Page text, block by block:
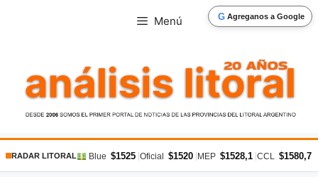
G Agreganos a Google
Menú
RADAR LITORAL Blue $1525 Oficial $1520 MEP $1528,1 CCL $1580,7